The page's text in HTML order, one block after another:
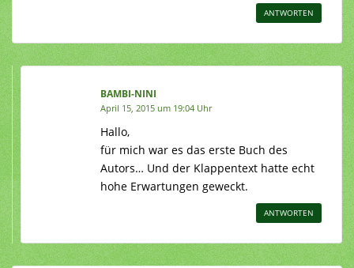
ANTWORTEN
BAMBI-NINI
April 15, 2015 um 19:04 Uhr
Hallo,
für mich war es das erste Buch des
Autors… Und der Klappentext hatte echt
hohe Erwartungen geweckt.
ANTWORTEN